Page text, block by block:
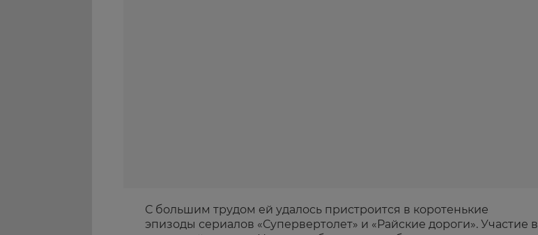
С большим трудом ей удалось пристроится в коротенькие
эпизоды сериалов «Супервертолет» и «Райские дороги». Участие в